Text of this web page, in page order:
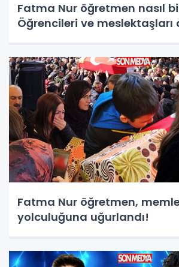
Fatma Nur öğretmen nasıl
Öğrencileri ve meslektaşları
Fatma Nur öğretmen,
yolculuğuna uğurlandı!